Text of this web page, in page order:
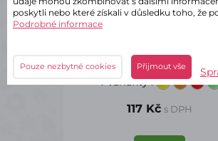
Plátnová stuha s drátem
4 Varianty :
117 Kč s DPH
poskytli nebo které získali v důsledku toho, že
Podrobné informace
Pouze nezbytné cookies Přijmout vše